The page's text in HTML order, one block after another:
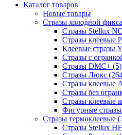
Каталог товаров
Новые товары
Стразы холодной
Стразы Stellux
Стразы клеевые
Клеевые стразы
Стразы с
Стразы DMC+ (5)
Стразы Люкс
Стразы клеевые
Стразы без
Стразы клеевые
Фигурные
Стразы термоклеевые
Стразы Stellux